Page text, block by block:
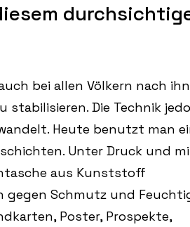
bei allen Völkern nach
stabilisieren. Die Technik
Heute benutzt man
Unter Druck und
aus Kunststoff
Schmutz und
Poster, Prospekte,